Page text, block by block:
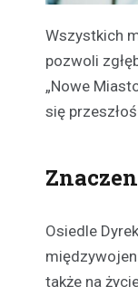
Wszystkich
pozwoli
„Nowe
się
Osiedle
także na